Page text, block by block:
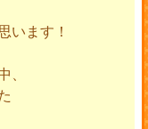
います！